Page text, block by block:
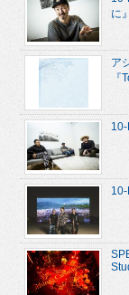
に
ア
『